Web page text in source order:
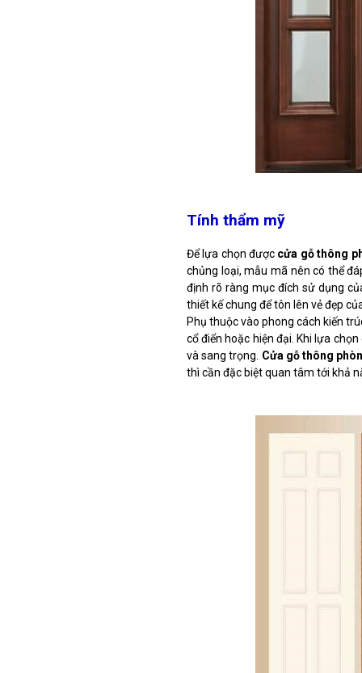
Tính thẩm mỹ
Để lựa chọn được cửa gỗ thông
chủng loại, mẫu mã nên có thể
định rõ ràng mục đích sử dụng
thiết kế chung để tôn lên vẻ đẹp
Phụ thuộc vào phong cách kiến
cổ điển hoặc hiện đại. Khi lựa
và sang trọng. Cửa gỗ thông
thì cần đặc biệt quan tâm tới khả